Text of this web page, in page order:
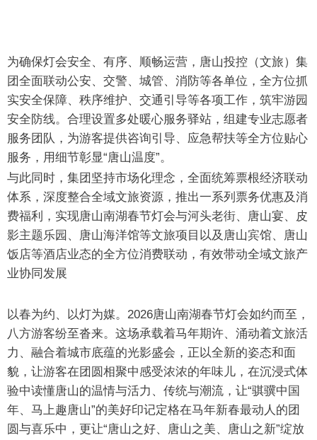
为确保灯会安全、有序、顺畅运营，唐山投控（文旅）集
团全面联动公安、交警、城管、消防等各单位，全方位抓
实安全保障、秩序维护、交通引导等各项工作，筑牢游园
安全防线。合理设置多处暖心服务驿站，组建专业志愿者
服务团队，为游客提供咨询引导、应急帮扶等全方位贴心
服务，用细节彰显“唐山温度”。
与此同时，集团坚持市场化理念，全面统筹票根经济联动
体系，深度整合全域文旅资源，推出一系列票务优惠及消
费福利，实现唐山南湖春节灯会与河头老街、唐山宴、皮
影主题乐园、唐山海洋馆等文旅项目以及唐山宾馆、唐山
饭店等酒店业态的全方位消费联动，有效带动全域文旅产
业协同发展
以春为约、以灯为媒。2026唐山南湖春节灯会如约而至，
八方游客纷至沓来。这场承载着马年期许、涌动着文旅活
力、融合着城市底蕴的光影盛会，正以全新的姿态和面
貌，让游客在团圆相聚中感受浓浓的年味儿，在沉浸式体
验中读懂唐山的温情与活力、传统与潮流，让“骐骥中国
年、马上趣唐山”的美好印记定格在马年新春最动人的团
圆与喜乐中，更让“唐山之好、唐山之美、唐山之新”绽放